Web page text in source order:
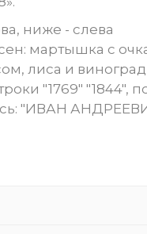
ниже - слева
мартышка с
лиса и
"1769" "1844",
"ИВАН